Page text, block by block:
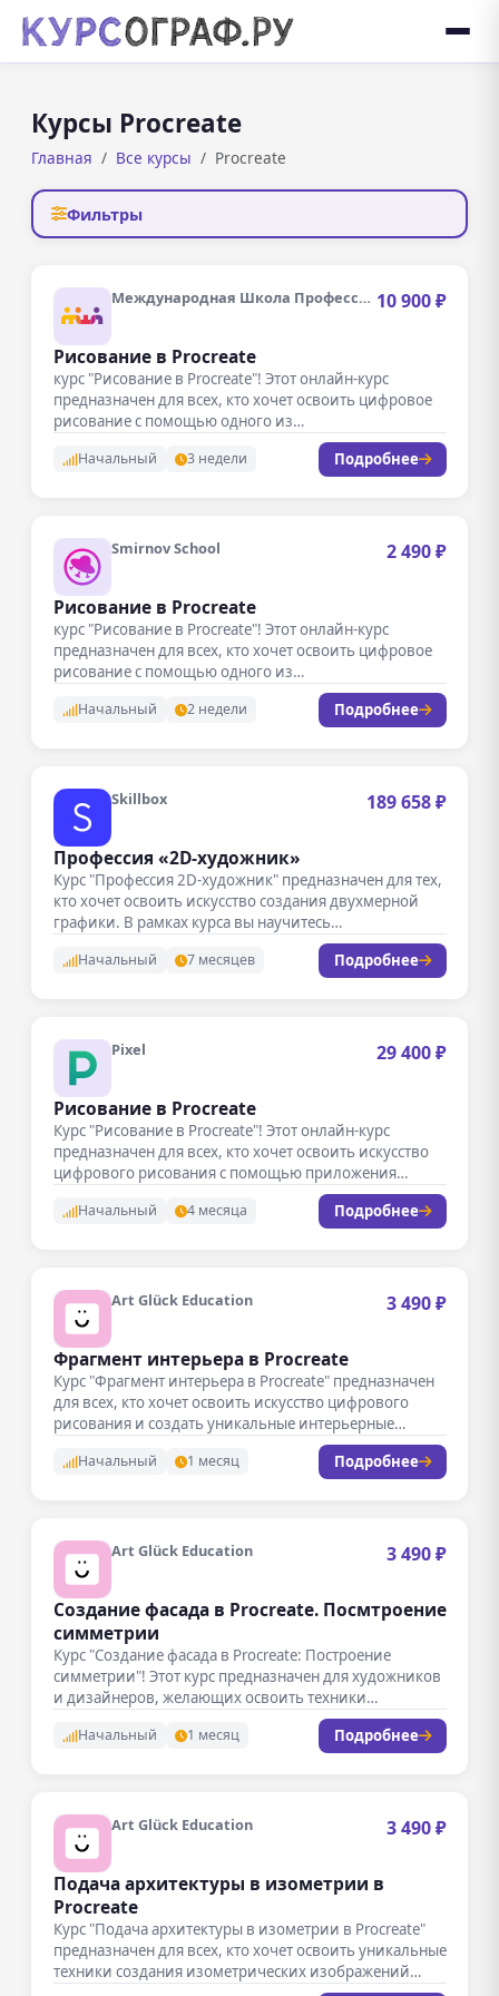
Курсы Procreate
Главная Все курсы Procreate
Фильтры
Международная Школа Профессий 10 900 ₽
Рисование в Procreate
курс "Рисование в Procreate"! Этот онлайн-курс
предназначен для всех, кто хочет освоить цифровое
рисование с помощью одного из…
Начальный 3 недели Подробнее
Smirnov School 2 490 ₽
Рисование в Procreate
курс "Рисование в Procreate"! Этот онлайн-курс
предназначен для всех, кто хочет освоить цифровое
рисование с помощью одного из…
Начальный 2 недели Подробнее
Skillbox 189 658 ₽
Профессия «2D-художник»
Курс "Профессия 2D-художник" предназначен для тех,
кто хочет освоить искусство создания двухмерной
графики. В рамках курса вы научитесь…
Начальный 7 месяцев Подробнее
Pixel 29 400 ₽
Рисование в Procreate
Курс "Рисование в Procreate"! Этот онлайн-курс
предназначен для всех, кто хочет освоить искусство
цифрового рисования с помощью приложения…
Начальный 4 месяца Подробнее
Art Glück Education 3 490 ₽
Фрагмент интерьера в Procreate
Курс "Фрагмент интерьера в Procreate" предназначен
для всех, кто хочет освоить искусство цифрового
рисования и создать уникальные интерьерные…
Начальный 1 месяц Подробнее
Art Glück Education 3 490 ₽
Создание фасада в Procreate. Посмтроение
симметрии
Курс "Создание фасада в Procreate: Построение
симметрии"! Этот курс предназначен для художников
и дизайнеров, желающих освоить техники
Начальный 1 месяц Подробнее
Art Glück Education 3 490 ₽
Подача архитектуры в изометрии в
Procreate
Курс "Подача архитектуры в изометрии в Procreate"
предназначен для всех, кто хочет освоить уникальные
техники создания изометрических изображений…